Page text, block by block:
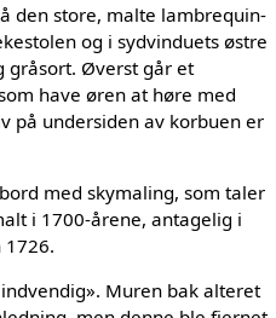
den store, malte lambrequin-
og i sydvinduets østre
gråsort. Øverst går et
have øren at høre med
på undersiden av korbuen er
med skymaling, som taler
i 1700-årene, antagelig i
Muren bak alteret